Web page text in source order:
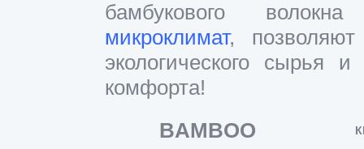
бамбукового
микроклимат,
экологического сырья
комфорта!
BAMBOO